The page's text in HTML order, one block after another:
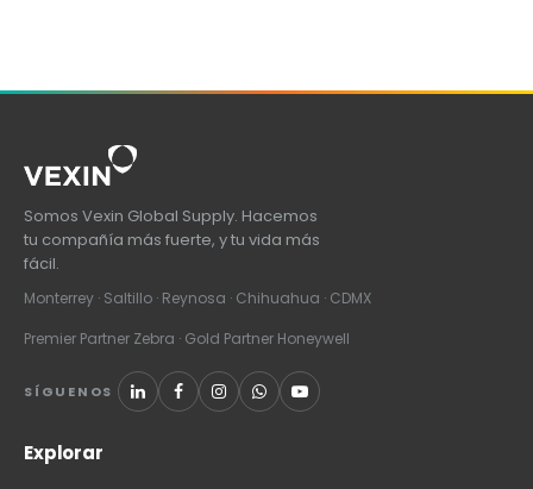
Somos Vexin Global Supply. Hacemos
tu compañía más fuerte, y tu vida más
fácil.
Monterrey · Saltillo · Reynosa · Chihuahua · CDMX
Premier Partner Zebra · Gold Partner Honeywell
SÍGUENOS
Explorar